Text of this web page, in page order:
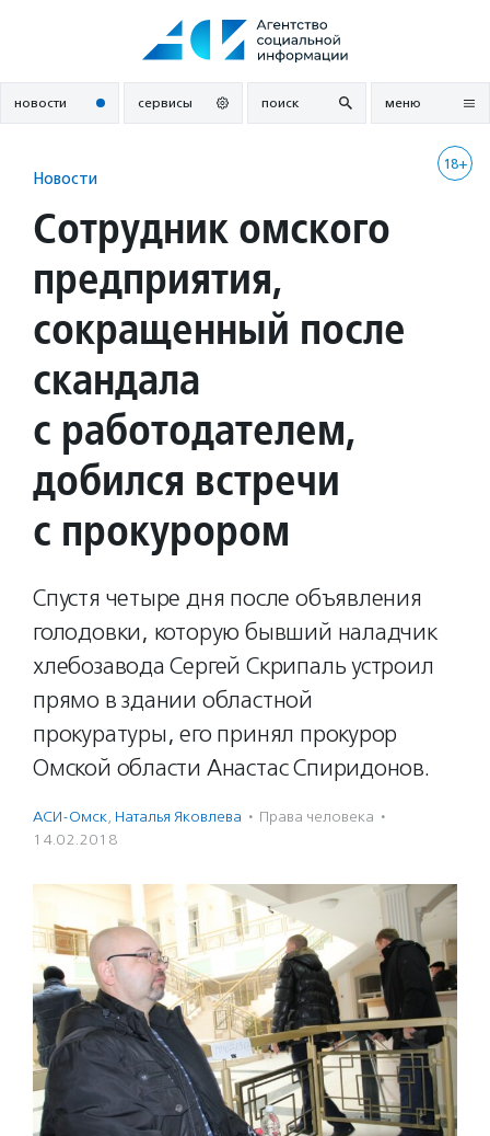
новости сервисы поиск меню
18+
Новости
Сотрудник омского
предприятия,
сокращенный после
скандала
с работодателем,
добился встречи
с прокурором
Спустя четыре дня после объявления
голодовки, которую бывший наладчик
хлебозавода Сергей Скрипаль устроил
прямо в здании областной
прокуратуры, его принял прокурор
Омской области Анастас Спиридонов.
АСИ-Омск, Наталья Яковлева · Права человека ·
14.02.2018